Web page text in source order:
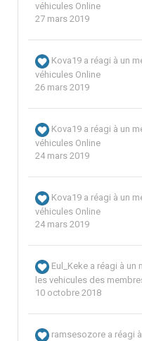
véhicules Online
27 mars 2019
Kova19 a réagi à un
véhicules Online
26 mars 2019
Kova19 a réagi à un
véhicules Online
24 mars 2019
Kova19 a réagi à un
véhicules Online
24 mars 2019
Eul_Keke a réagi à un
les vehicules des
10 octobre 2018
ramsesozore a réagi